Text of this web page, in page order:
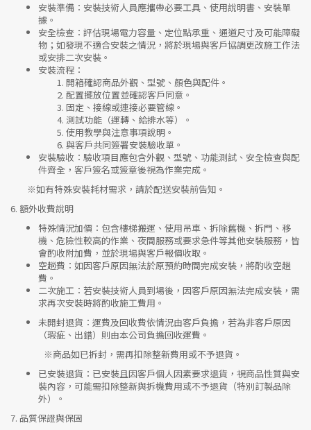
安裝準備 ：安裝技術人員應攜帶必要工具、使用說明書、安裝單
據。
安全檢查 ：評估現場電力容量、定位點承重、通道尺寸及可能障礙
物；如發現不適合安裝之情況，將於現場與客戶協調更改施工作法
或安排二次安裝。
安裝流程 ：
開箱確認商品外觀、型號、顏色與配件。
配置擺放位置並確認客戶同意。
固定、接線或連接必要管線。
測試功能（運轉、給排水等）。
使用教學與注意事項說明。
與客戶共同簽署安裝驗收單。
安裝驗收 ：驗收項目應包含外觀、型號、功能測試、安全檢查與配
件齊全，客戶簽名或簽章後視為作業完成。
※如有特殊安裝耗材需求，請於配送安裝前告知。
6. 額外收費說明
特殊情況加價 ：包含樓梯搬運、使用吊車、拆除舊機、拆門、移
機、危險性較高的作業、夜間服務或要求急件等其他安裝服務，皆
會酌收附加費，並於現場與客戶報價收取。
空趟費 ：如因客戶原因無法於原預約時間完成安裝，將酌收空趟
費。
二次施工 ：若安裝技術人員到場後，因客戶原因無法完成安裝，需
求再次安裝時將酌收施工費用。
未開封退貨 ：運費及回收費依情況由客戶負擔，若為非客戶原因
（瑕疵、出錯）則由本公司負擔回收運費。
※商品如已拆封，需再扣除整新費用或不予退貨。
已安裝退貨 ：已安裝且因客戶個人因素要求退貨，視商品性質與安
裝內容，可能需扣除整新與拆機費用或不予退貨（特別訂製品除
外）。
7. 品質保證與保固